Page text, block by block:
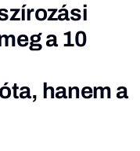
a 10
hanem a